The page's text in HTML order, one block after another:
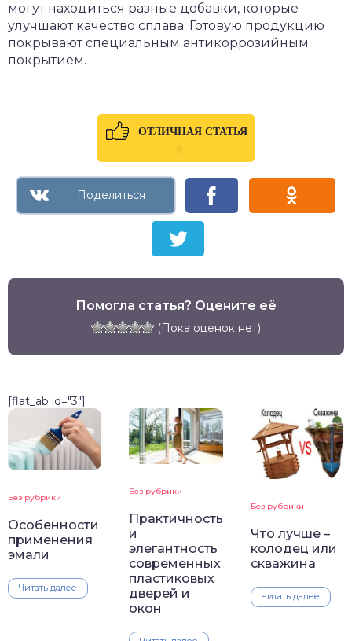
могут находиться разные добавки, которые
улучшают качество сплава. Готовую продукцию
покрывают специальным антикоррозийным
покрытием.
ОТЛИЧНАЯ СТАТЬЯ
0
Помогла статья? Оцените её
(Пока оценок нет)
[flat_ab id="3"]
Без рубрики
Особенности
применения
эмали
Читать далее
Без рубрики
Практичность
и
элегантность
современных
пластиковых
дверей и
окон
Без рубрики
Что лучше –
колодец или
скважина
Читать далее